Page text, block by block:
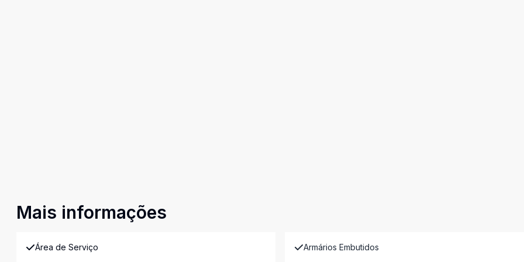
Mais informações
Área de Serviço Armários Embutidos